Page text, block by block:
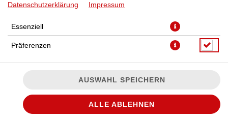
JETZT BESTELLEN
Datenschutzerklärung Impressum
Essenziell
Präferenzen
AUSWAHL SPEICHERN
ALLE ABLEHNEN